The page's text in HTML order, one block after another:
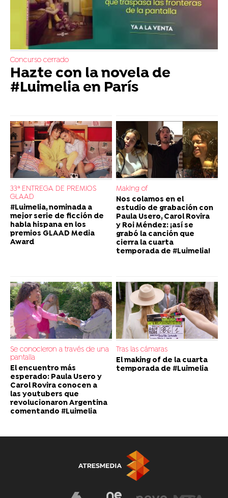
Concurso cerrado
Hazte con la novela de
#Luimelia en París
33ª ENTREGA DE PREMIOS
GLAAD
#Luimelia, nominada a
mejor serie de ficción de
habla hispana en los
premios GLAAD Media
Award
Making of
Nos colamos en el
estudio de grabación con
Paula Usero, Carol Rovira
y Roi Méndez: ¡así se
grabó la canción que
cierra la cuarta
temporada de #Luimelia!
Se conocieron a través de una
pantalla
El encuentro más
esperado: Paula Usero y
Carol Rovira conocen a
las youtubers que
revolucionaron Argentina
comentando #Luimelia
Tras las cámaras
El making of de la cuarta
temporada de #Luimelia